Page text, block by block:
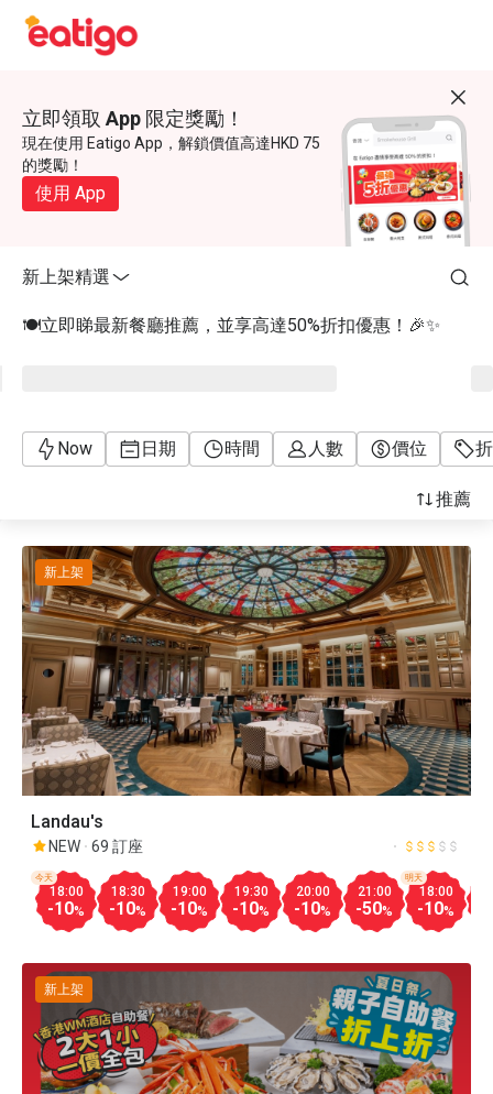
立即領取 App 限定獎勵！
現在使用 Eatigo App，解鎖價值高達HKD 75
的獎勵！
使用 App
新上架精選
🍽️立即睇最新餐廳推薦，並享高達50%折扣優惠！🎉✨
Now 日期 時間 人數 價位
推薦
Landau's
NEW 69 訂座
18:00
-10%
今天
18:30
-10%
19:00
-10%
19:30
-10%
20:00
-10%
21:00
-50%
18:00
-10%
明天
新上架
新上架